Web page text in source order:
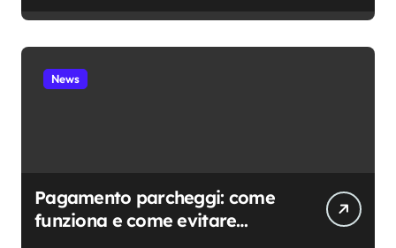
suo carico
News
Pagamento parcheggi: come
funziona e come evitare